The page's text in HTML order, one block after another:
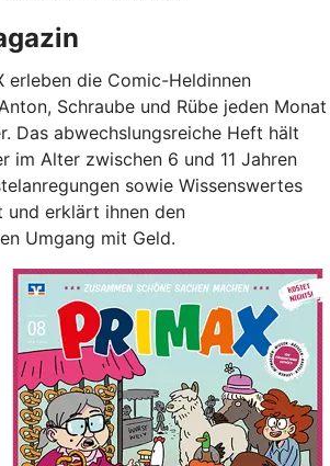
erleben die Comic-Heldinnen
Schraube und Rübe jeden Monat
Das abwechslungsreiche Heft hält
im Alter zwischen 6 und 11 Jahren
sowie Wissenswertes
und erklärt ihnen den
Umgang mit Geld.